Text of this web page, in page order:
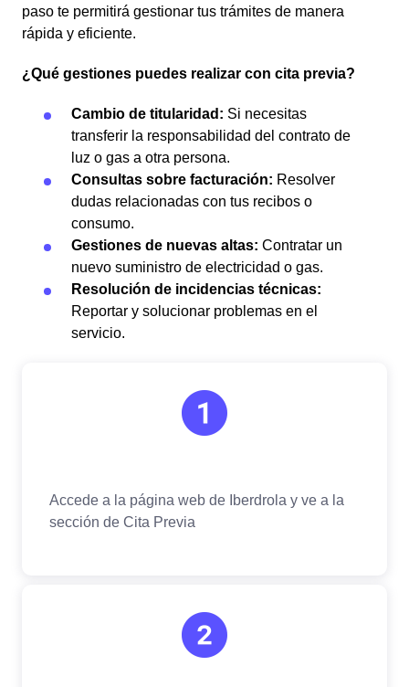
paso te permitirá gestionar tus trámites de manera
rápida y eficiente.
¿Qué gestiones puedes realizar con cita previa?
Cambio de titularidad: Si necesitas
transferir la responsabilidad del contrato de
luz o gas a otra persona.
Consultas sobre facturación: Resolver
dudas relacionadas con tus recibos o
consumo.
Gestiones de nuevas altas: Contratar un
nuevo suministro de electricidad o gas.
Resolución de incidencias técnicas:
Reportar y solucionar problemas en el
servicio.